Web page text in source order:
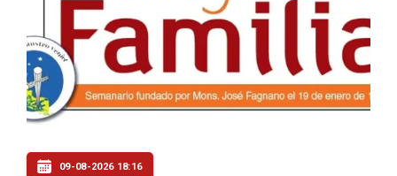
09-08-2026 18:16